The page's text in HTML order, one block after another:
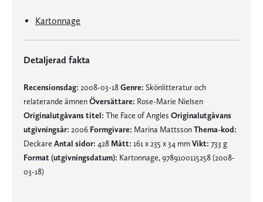
Kartonnage
Detaljerad fakta
Recensionsdag: 2008-03-18Genre: Skönlitteratur och
relaterande ämnenÖversättare: Rose-Marie Nielsen
Originalutgåvans titel: The Face of Angles Originalutgåvans
utgivningsår: 2006 Formgivare: Marina MattssonThema-kod:
Deckare Antal sidor: 428 Mått: 161 x 235 x 34 mmVikt: 733 g
Format (utgivningsdatum): Kartonnage, 9789100115258 (2008-
03-18)